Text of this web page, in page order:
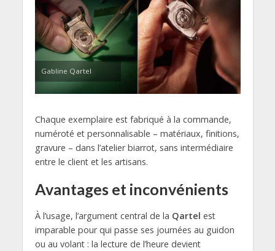
Gabline Qartel
Chaque exemplaire est fabriqué à la commande,
numéroté et personnalisable – matériaux, finitions,
gravure – dans l’atelier biarrot, sans intermédiaire
entre le client et les artisans.
Avantages et inconvénients
À l’usage, l’argument central de la Qartel est
imparable pour qui passe ses journées au guidon
ou au volant : la lecture de l’heure devient